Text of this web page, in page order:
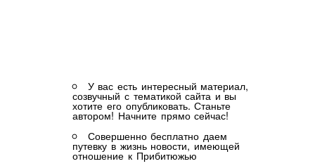
У вас есть интересный материал,
созвучный с тематикой сайта и вы
хотите его опубликовать. Станьте
автором! Начните прямо сейчас!
Совершенно бесплатно даем
путевку в жизнь новости, имеющей
отношение к Прибитюжью